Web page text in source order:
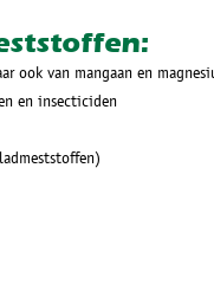
ook van mangaan en
en insecticiden